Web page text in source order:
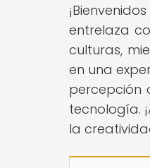
entrelaza
culturas,
en una
percepción
tecnología.
la